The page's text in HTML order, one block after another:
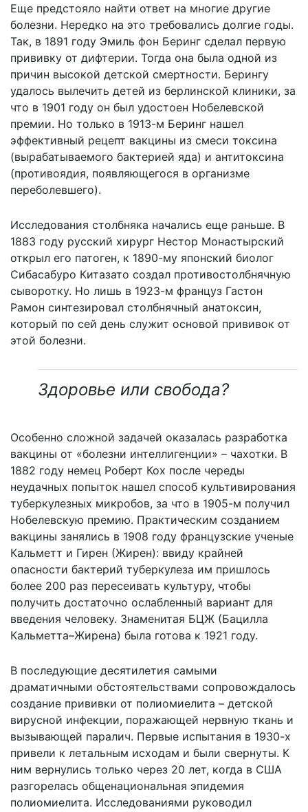
Еще предстояло найти ответ на многие другие
болезни. Нередко на это требовались долгие годы.
Так, в 1891 году Эмиль фон Беринг сделал первую
прививку от дифтерии. Тогда она была одной из
причин высокой детской смертности. Берингу
удалось вылечить детей из берлинской клиники, за
что в 1901 году он был удостоен Нобелевской
премии. Но только в 1913-м Беринг нашел
эффективный рецепт вакцины из смеси токсина
(вырабатываемого бактерией яда) и антитоксина
(противоядия, появляющегося в организме
переболевшего).
Исследования столбняка начались еще раньше. В
1883 году русский хирург Нестор Монастырский
открыл его патоген, к 1890-му японский биолог
Сибасабуро Китазато создал противостолбнячную
сыворотку. Но лишь в 1923-м француз Гастон
Рамон синтезировал столбнячный анатоксин,
который по сей день служит основой прививок от
этой болезни.
Здоровье или свобода?
Особенно сложной задачей оказалась разработка
вакцины от «болезни интеллигенции» – чахотки. В
1882 году немец Роберт Кох после череды
неудачных попыток нашел способ культивирования
туберкулезных микробов, за что в 1905-м получил
Нобелевскую премию. Практическим созданием
вакцины занялись в 1908 году французские ученые
Кальметт и Гирен (Жирен): ввиду крайней
опасности бактерий туберкулеза им пришлось
более 200 раз пересеивать культуру, чтобы
получить достаточно ослабленный вариант для
введения человеку. Знаменитая БЦЖ (Бацилла
Кальметта–Жирена) была готова к 1921 году.
В последующие десятилетия самыми
драматичными обстоятельствами сопровождалось
создание прививки от полиомиелита – детской
вирусной инфекции, поражающей нервную ткань и
вызывающей паралич. Первые испытания в 1930-х
привели к летальным исходам и были свернуты. К
ним вернулись только через 20 лет, когда в США
разгорелась общенациональная эпидемия
полиомиелита. Исследованиями руководил